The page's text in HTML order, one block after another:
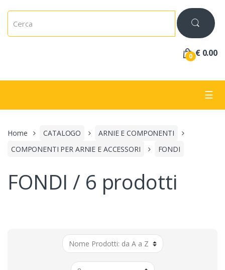
C
0 € 0.00
☰
Home CATALOGO
ARNIE E COMPONENTI
COMPONENTI PER ARNIE E ACCESSORI
FONDI
FONDI / 6 prodotti